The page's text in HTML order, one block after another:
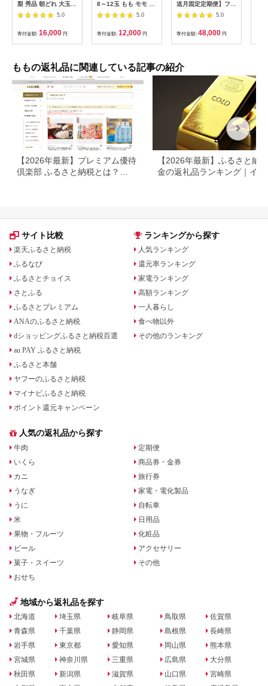
梨 秀品 朝どれ 大玉
約 2.0kg 4～6玉 朝獲
れ もぎたて もも モモ
フルーツ 果物 山梨県
産 産地直送 期間限定
季節限定 冷蔵 農家直
白桃 なつっこ 紅くに
か 川中島白桃 [韮崎市
桃農家の産直 山梨県
韮崎市 20745235]
5.0
寄付金額: 16,000 円
8～12玉 もも モモ 桃
デザート フルーツ 果
物 くだもの 果実 食品
山形県 FSY-0741
5.0
寄付金額: 12,000 円
送月固定定期便】フル
ーツ定期便全4回【配
送不可地域：離島】
【4066761】
5.0
寄付金額: 48,000 円
ももの返礼品に関連している記事の紹介
【2026年最新】プレミアム優待
倶楽部 ふるさと納税とは？
【2026年最新】ふるさと納
金の返礼品ランキング｜イン
サイト比較
楽天ふるさと納税
ふるなび
ふるさとチョイス
さとふる
ふるさとプレミアム
ANAのふるさと納税
dショッピングふるさと納税百選
au PAY ふるさと納税
ふるさと本舗
ヤフーのふるさと納税
マイナビふるさと納税
ポイント還元キャンペーン
ランキングから探す
人気ランキング
還元率ランキング
家電ランキング
高額ランキング
一人暮らし
食べ物以外
その他のランキング
人気の返礼品から探す
牛肉
いくら
カニ
うなぎ
うに
米
果物・フルーツ
ビール
菓子・スイーツ
おせち
定期便
商品券・金券
旅行券
家電・電化製品
自転車
日用品
化粧品
アクセサリー
その他
地域から返礼品を探す
北海道
青森県
岩手県
宮城県
秋田県
埼玉県
千葉県
東京都
神奈川県
新潟県
岐阜県
静岡県
愛知県
三重県
滋賀県
鳥取県
島根県
岡山県
広島県
山口県
佐賀県
長崎県
熊本県
大分県
宮崎県